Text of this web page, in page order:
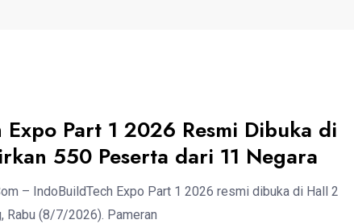
Expo Part 1 2026 Resmi Dibuka di
550 Peserta dari 11 Negara
– IndoBuildTech Expo Part 1 2026 resmi dibuka di Hall 2
Rabu (8/7/2026). Pameran